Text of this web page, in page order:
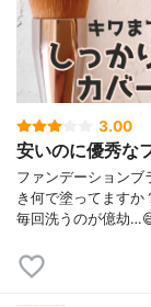
3.00
安いのに優秀な
ファンデーションブ
き何で塗ってますか
毎回洗うのが億劫